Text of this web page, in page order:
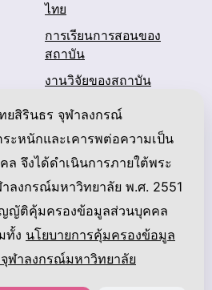
ไทย
การเรียนการสอนของ
สถาบัน
งานวิจัยของสถาบัน
ปฏิทินกิจกรรมของสถาบัน
ไทย
ยสิรินธร จุฬาลงกรณ์
ะหนักและเคารพต่อความเป็น
ล จึงได้ดำเนินการภายใต้พระ
ลงกรณ์มหาวิทยาลัย พ.ศ. 2551
ญัติคุ้มครองข้อมูลส่วนบุคคล
ทั้ง นโยบายการคุ้มครองข้อมูล
ฬาลงกรณ์มหาวิทยาลัย